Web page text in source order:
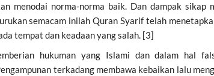
menodai norma-norma baik. Dan dampak
semacam inilah Quran Syarif telah
tempat dan keadaan yang salah. [3]
hukuman yang Islami dan dalam hal
terkadang membawa kebaikan lalu